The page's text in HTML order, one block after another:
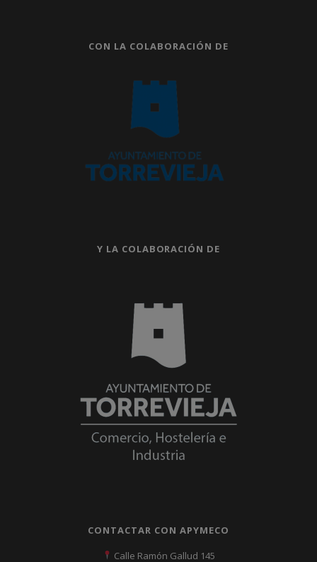
CON LA COLABORACIÓN DE
Y LA COLABORACIÓN DE
CONTACTAR CON APYMECO
Calle Ramón Gallud 145